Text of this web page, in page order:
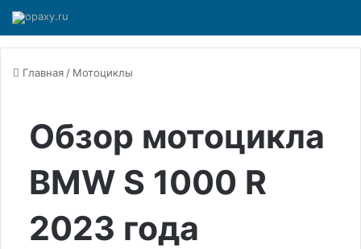
Главная / Мотоциклы
Обзор мотоцикла
BMW S 1000 R
2023 года